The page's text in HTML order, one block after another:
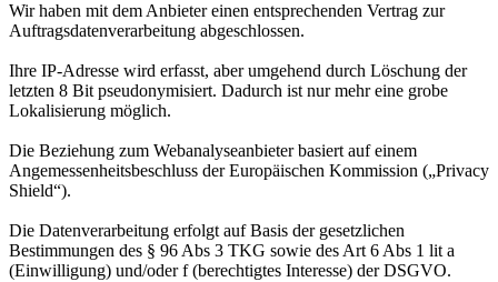
Wir haben mit dem Anbieter einen entsprechenden Vertrag zur
Auftragsdatenverarbeitung abgeschlossen.
Ihre IP-Adresse wird erfasst, aber umgehend durch Löschung der
letzten 8 Bit pseudonymisiert. Dadurch ist nur mehr eine grobe
Lokalisierung möglich.
Die Beziehung zum Webanalyseanbieter basiert auf einem
Angemessenheitsbeschluss der Europäischen Kommission („Privacy
Shield“).
Die Datenverarbeitung erfolgt auf Basis der gesetzlichen
Bestimmungen des § 96 Abs 3 TKG sowie des Art 6 Abs 1 lit a
(Einwilligung) und/oder f (berechtigtes Interesse) der DSGVO.